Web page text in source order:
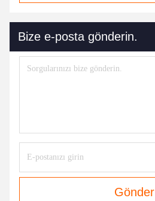
Bize e-posta gönderin.
Gönder